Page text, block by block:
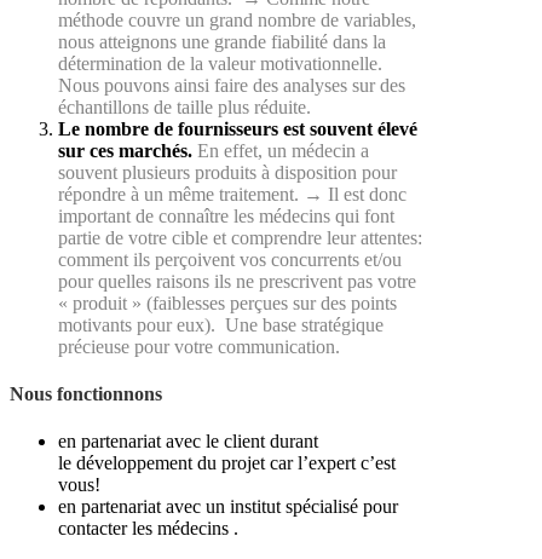
méthode couvre un grand nombre de variables,
nous atteignons une grande fiabilité dans la
détermination de la valeur motivationnelle.
Nous pouvons ainsi faire des analyses sur des
échantillons de taille plus réduite.
Le nombre de fournisseurs est souvent élevé
sur ces marchés. En effet, un médecin a
souvent plusieurs produits à disposition pour
répondre à un même traitement. → Il est donc
important de connaître les médecins qui font
partie de votre cible et comprendre leur attentes:
comment ils perçoivent vos concurrents et/ou
pour quelles raisons ils ne prescrivent pas votre
« produit » (faiblesses perçues sur des points
motivants pour eux). Une base stratégique
précieuse pour votre communication.
Nous fonctionnons
en partenariat avec le client durant
le développement du projet car l’expert c’est
vous!
en partenariat avec un institut spécialisé pour
contacter les médecins .